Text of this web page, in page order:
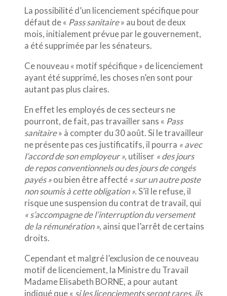
La possibilité d’un licenciement spécifique pour
défaut de « Pass sanitaire» au bout de deux
mois, initialement prévue par le gouvernement,
a été supprimée par les sénateurs.
Ce nouveau « motif spécifique » de licenciement
ayant été supprimé, les choses n’en sont pour
autant pas plus claires.
En effet les employés de ces secteurs ne
pourront, de fait, pas travailler sans « Pass
sanitaire» à compter du 30 août. Si le travailleur
ne présente pas ces justificatifs, il pourra « avec
l’accord de son employeur », utiliser « des jours
de repos conventionnels ou des jours de congés
payés »ou bien être affecté « sur un autre poste
non soumis à cette obligation ».S’il le refuse, il
risque une suspension du contrat de travail, qui
« s’accompagne de l’interruption du versement
de la rémunération », ainsi que l’arrêt de certains
droits.
Cependant et malgré l’exclusion de ce nouveau
motif de licenciement, la Ministre du Travail
Madame Elisabeth BORNE, a pour autant
indiqué que « si les licenciements seront rares, ils